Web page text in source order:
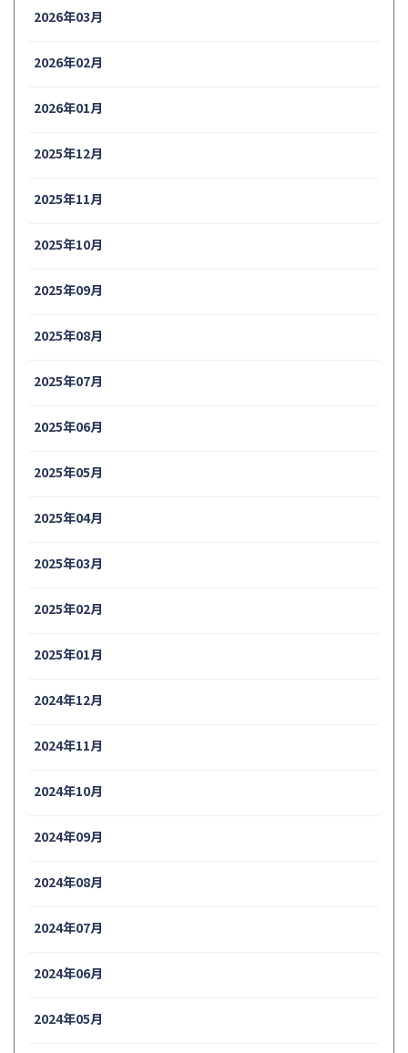
2026年03月
2026年02月
2026年01月
2025年12月
2025年11月
2025年10月
2025年09月
2025年08月
2025年07月
2025年06月
2025年05月
2025年04月
2025年03月
2025年02月
2025年01月
2024年12月
2024年11月
2024年10月
2024年09月
2024年08月
2024年07月
2024年06月
2024年05月